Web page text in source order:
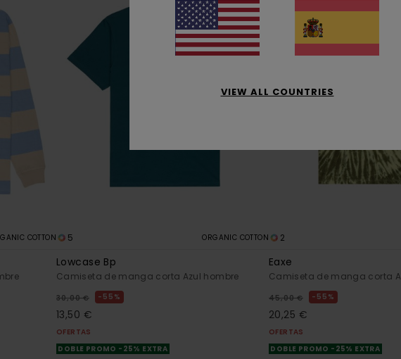
COTTON 5 ORGANIC COTTON
Lowcase Bp
Camiseta de manga corta Azul hombre
30,00 € 55%
13,50 €
OFERTAS
DOBLE PROMO -25% EXTRA
2
Eaxe
Camiseta de manga corta
45,00 € 55%
20,25 €
OFERTAS
DOBLE PROMO -25% EXTRA
VIEW ALL COUNTRIES